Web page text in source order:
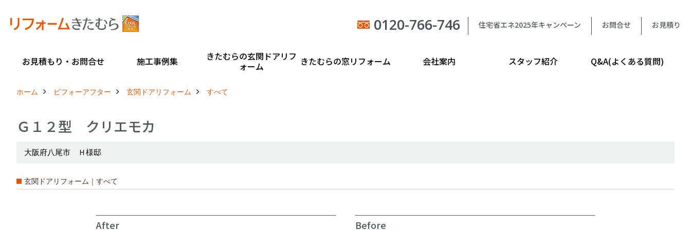
0120-766-746 住宅省エネ2025年キャンペーン お問合せ お見積り
お見積もり・お問合せ 施工事例集
きたむらの玄関ドアリフ
ォーム
きたむらの窓リフォーム 会社案内 スタッフ紹介 Q&A(よくある質問)
ホーム ビフォーアフター 玄関ドアリフォーム すべて
Ｇ１２型 クリエモカ
大阪府八尾市 Ｈ様邸
玄関ドアリフォーム｜すべて
After Before